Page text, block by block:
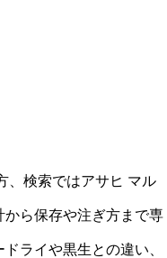
、検索ではアサヒ マル
ら保存や注ぎ方まで専
ライや黒生との違い、